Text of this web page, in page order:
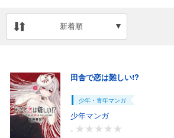
新着順
田舎で恋は難しい!?
少年・青年マンガ
少年マンガ
-